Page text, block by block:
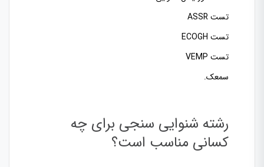
تست ASSR
تست ECOGH
تست VEMP
سمعک.
رشته شنوایی سنجی برای چه
کسانی مناسب است؟